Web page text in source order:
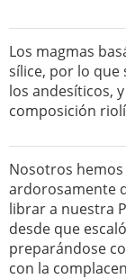
Los magmas
sílice, por lo que
los andesíticos,
composición
Nosotros
ardorosamente
librar a nuestra
desde que
preparándose
con la